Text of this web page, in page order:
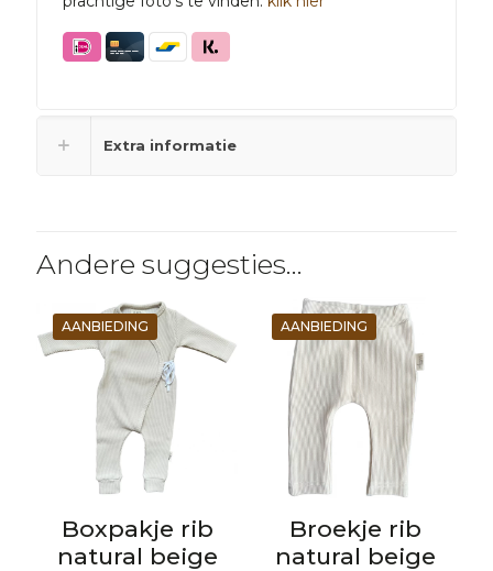
Extra informatie
Andere suggesties…
AANBIEDING
Boxpakje rib
natural beige
AANBIEDING
Broekje rib
natural beige